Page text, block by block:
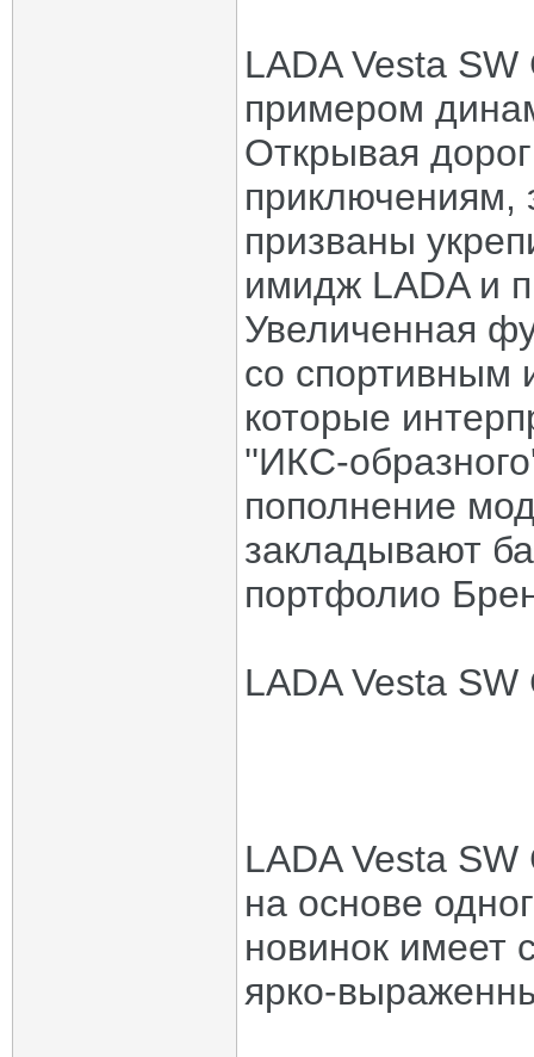
LADA Vesta
примером
Открывая
приключениям,
призваны
имидж LADA и
Увеличенная
со
которые
''ИКС-
пополнение
закладывают
портфолио
LADA Vesta
LADA Vesta
на основе
новинок имеет
ярко-